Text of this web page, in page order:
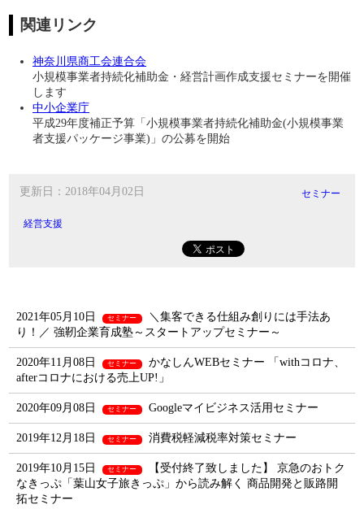
関連リンク
神奈川県商工会連合会
小規模事業者持続化補助金・経営計画作成支援セミナーを開催
します
中小企業庁
平成29年度補正予算「小規模事業者持続化補助金(小規模事業
者支援パッケージ事業)」の公募を開始
更新日：2018年04月02日 セミナー
経営支援
2021年05月10日 セミナー
＼集客できる仕組み創りには手法あ
り！／ 強靭企業育成塾～スタートアップセミナー～
2020年11月08日 セミナー
かなしんWEBセミナー 「withコロナ、
afterコロナにおける売上UP!」
2020年09月08日 セミナー Googleマイビジネス活用セミナー
2019年12月18日 セミナー 消費税軽減税率対策セミナー
2019年10月15日 セミナー
【受付終了致しました】 京急のおトク
なきっぷ「葉山女子旅きっぷ」から読み解く 商品開発と販路開
拓セミナー